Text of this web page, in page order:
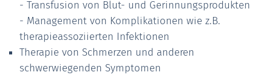
- Transfusion von Blut- und Gerinnungsprodukten
- Management von Komplikationen wie z.B.
therapieassoziierten Infektionen
Therapie von Schmerzen und anderen
schwerwiegenden Symptomen